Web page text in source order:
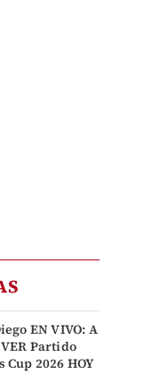
EN VIVO: A
Partido
Cup 2026 HOY